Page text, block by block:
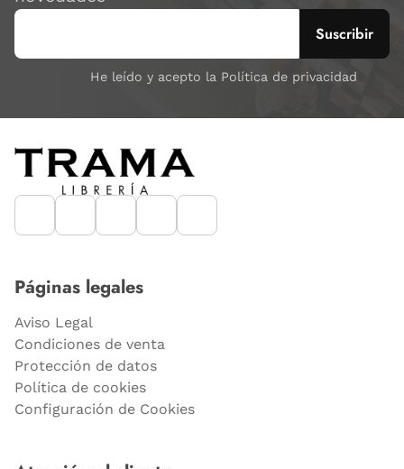
He leído y acepto la Política de privacidad
Páginas legales
Aviso Legal
Condiciones de venta
Protección de datos
Política de cookies
Configuración de Cookies